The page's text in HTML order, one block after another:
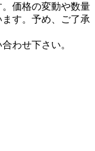
価格の変動や数量
す。予め、ご了承
わせ下さい。